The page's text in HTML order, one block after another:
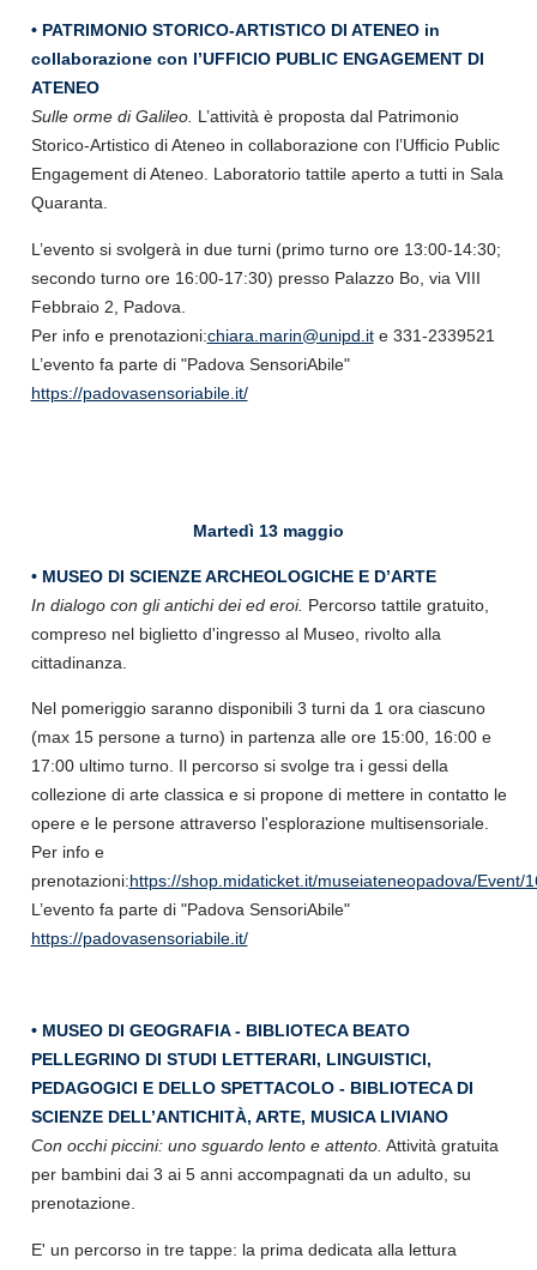
• PATRIMONIO STORICO-ARTISTICO DI ATENEO in
collaborazione con l’UFFICIO PUBLIC ENGAGEMENT DI
ATENEO
Sulle orme di Galileo. L’attività è proposta dal Patrimonio
Storico-Artistico di Ateneo in collaborazione con l’Ufficio Public
Engagement di Ateneo. Laboratorio tattile aperto a tutti in Sala
Quaranta.
L’evento si svolgerà in due turni (primo turno ore 13:00-14:30;
secondo turno ore 16:00-17:30) presso Palazzo Bo, via VIII
Febbraio 2, Padova.
Per info e prenotazioni:chiara.marin@unipd.ite 331-2339521
L’evento fa parte di "Padova SensoriAbile"
https://padovasensoriabile.it/
Martedì 13 maggio
• MUSEO DI SCIENZE ARCHEOLOGICHE E D’ARTE
In dialogo con gli antichi dei ed eroi. Percorso tattile gratuito,
compreso nel biglietto d'ingresso al Museo, rivolto alla
cittadinanza.
Nel pomeriggio saranno disponibili 3 turni da 1 ora ciascuno
(max 15 persone a turno) in partenza alle ore 15:00, 16:00 e
17:00 ultimo turno. Il percorso si svolge tra i gessi della
collezione di arte classica e si propone di mettere in contatto le
opere e le persone attraverso l'esplorazione multisensoriale.
Per info e
prenotazioni:https://shop.midaticket.it/museiateneopadova/Event/
L’evento fa parte di "Padova SensoriAbile"
https://padovasensoriabile.it/
• MUSEO DI GEOGRAFIA - BIBLIOTECA BEATO
PELLEGRINO DI STUDI LETTERARI, LINGUISTICI,
PEDAGOGICI E DELLO SPETTACOLO - BIBLIOTECA DI
SCIENZE DELL’ANTICHITÀ, ARTE, MUSICA LIVIANO
Con occhi piccini: uno sguardo lento e attento. Attività gratuita
per bambini dai 3 ai 5 anni accompagnati da un adulto, su
prenotazione.
E' un percorso in tre tappe: la prima dedicata alla lettura